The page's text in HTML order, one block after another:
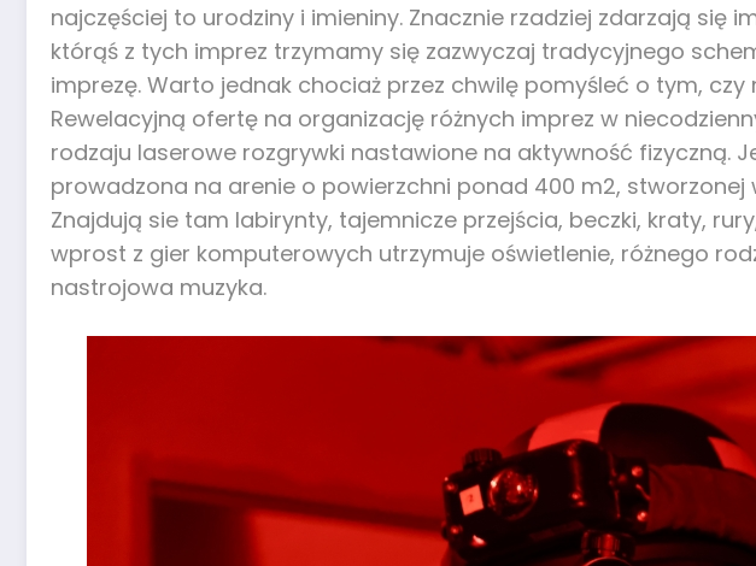
najczęściej to urodziny i imieniny. Znacznie rzadziej zdarzają się
którąś z tych imprez trzymamy się zazwyczaj tradycyjnego
imprezę. Warto jednak chociaż przez chwilę pomyśleć o tym,
Rewelacyjną ofertę na organizację różnych imprez w
rodzaju laserowe rozgrywki nastawione na aktywność fizyczną.
prowadzona na arenie o powierzchni ponad 400 m2,
Znajdują sie tam labirynty, tajemnicze przejścia, beczki, kraty,
wprost z gier komputerowych utrzymuje oświetlenie, różnego
nastrojowa muzyka.